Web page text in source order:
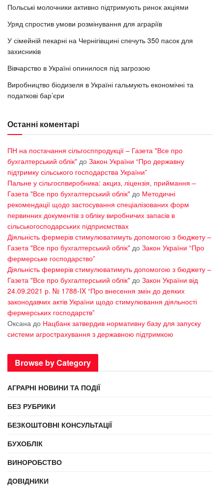
Польські молочники активно підтримують ринок акціями
Уряд спростив умови розмінування для аграріїв
У сімейній пекарні на Чернігівщині спечуть 350 пасок для
захисників
Вівчарство в Україні опинилося під загрозою
Виробництво біодизеля в Україні гальмують економічні та
податкові бар’єри
Останні коментарі
ПН на постачання сільгосппродукції – Газета "Все про
бухгалтерський облік" до Закон України “Про державну
підтримку сільського господарства України”
Пальне у сільгоспвиробника: акциз, ліцензія, приймання –
Газета "Все про бухгалтерський облік" до Методичні
рекомендації щодо застосування спеціалізованих форм
первинних документів з обліку виробничих запасів в
сільськогосподарських підприємствах
Діяльність фермерів стимулюватимуть допомогою з бюджету –
Газета "Все про бухгалтерський облік" до Закон України “Про
фермерське господарство”
Діяльність фермерів стимулюватимуть допомогою з бюджету –
Газета "Все про бухгалтерський облік" до Закон України від
24.09.2021 р. № 1788-IX “Про внесення змін до деяких
законодавчих актів України щодо стимулювання діяльності
фермерських господарств”
Оксана до Нацбанк затвердив нормативну базу для запуску
системи агрострахування з державною підтримкою
Browse by Category
АГРАРНІ НОВИНИ ТА ПОДІЇ
БЕЗ РУБРИКИ
БЕЗКОШТОВНІ КОНСУЛЬТАЦІЇ
БУХОБЛІК
ВИНОРОБСТВО
ДОВІДНИКИ